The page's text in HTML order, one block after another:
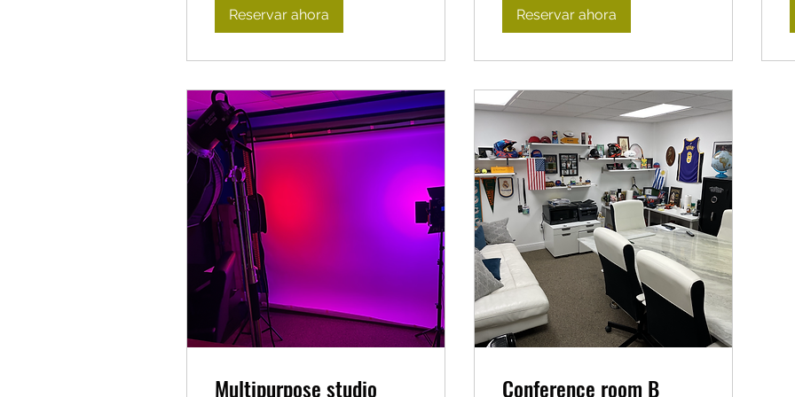
Reservar ahora Reservar ahora
Multipurpose studio Conference room B